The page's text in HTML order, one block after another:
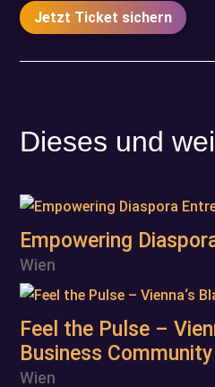
Jetzt Ticket sichern
Dieses und
Empowering
Wien
Feel the Pulse –
Business Community
Wien